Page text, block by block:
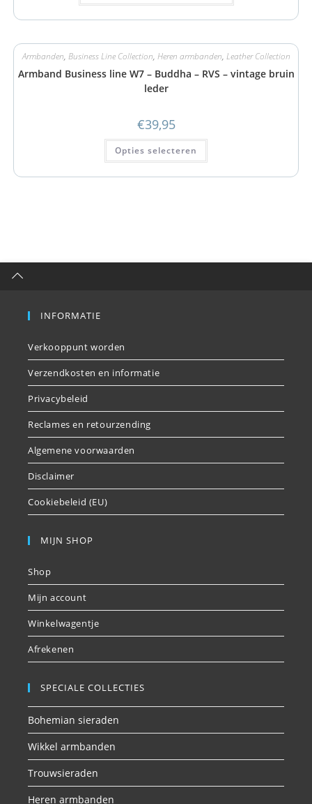
Armbanden, Business Line Collection, Heren armbanden, Leather Collection
Armband Business line W7 – Buddha – RVS – vintage bruin
leder
€39,95
Opties selecteren
INFORMATIE
Verkooppunt worden
Verzendkosten en informatie
Privacybeleid
Reclames en retourzending
Algemene voorwaarden
Disclaimer
Cookiebeleid (EU)
MIJN SHOP
Shop
Mijn account
Winkelwagentje
Afrekenen
SPECIALE COLLECTIES
Bohemian sieraden
Wikkel armbanden
Trouwsieraden
Heren armbanden